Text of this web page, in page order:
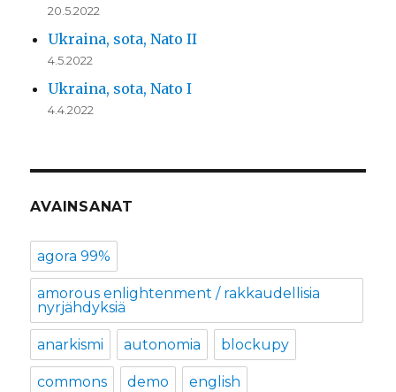
20.5.2022
Ukraina, sota, Nato II
4.5.2022
Ukraina, sota, Nato I
4.4.2022
AVAINSANAT
agora 99%
amorous enlightenment / rakkaudellisia
nyrjähdyksiä
anarkismi autonomia blockupy
commons demo english